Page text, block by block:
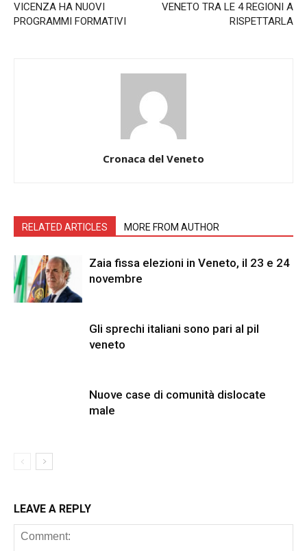
VICENZA HA NUOVI
PROGRAMMI FORMATIVI
VENETO TRA LE 4 REGIONI A
RISPETTARLA
Cronaca del Veneto
RELATED ARTICLES MORE FROM AUTHOR
Zaia fissa elezioni in Veneto, il 23 e 24
novembre
Gli sprechi italiani sono pari al pil
veneto
Nuove case di comunità dislocate
male
LEAVE A REPLY